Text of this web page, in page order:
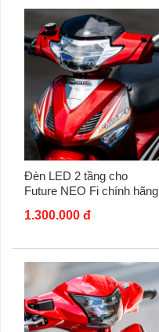
Đèn LED 2 tầng cho
Future NEO Fi chính hãng
1.300.000 đ